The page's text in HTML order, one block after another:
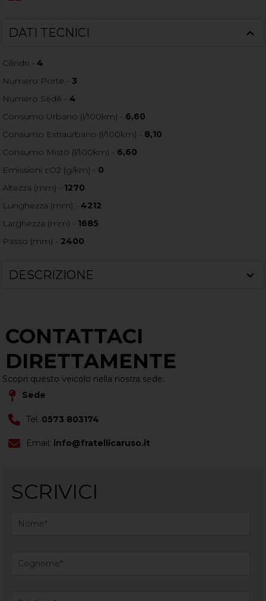
DATI TECNICI
Cilindri -4
Numero Porte - 3
Numero Sedili -4
Consumo Urbano (l/100km) - 6,60
Consumo Extraurbano (l/100km) - 8,10
Consumo Misto (l/100km) - 6,60
Emissioni cO2 (g/km) - 0
Altezza (mm) - 1270
Lunghezza (mm) -4212
Larghezza (mm) - 1685
Passo (mm) - 2400
DESCRIZIONE
CONTATTACI
DIRETTAMENTE
Scopri questo veicolo nella nostra sede:
Sede
Tel. 0573 803174
Email: info@fratellicaruso.it
SCRIVICI